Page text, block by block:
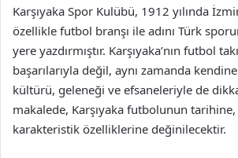
Karşıyaka Spor Kulübü, 1912 yılında
özellikle futbol branşı ile adını Türk
yere yazdırmıştır. Karşıyaka’nın futbol
başarılarıyla değil, aynı zamanda
kültürü, geleneği ve efsaneleriyle de
makalede, Karşıyaka futbolunun tarihine,
karakteristik özelliklerine değinilecektir.